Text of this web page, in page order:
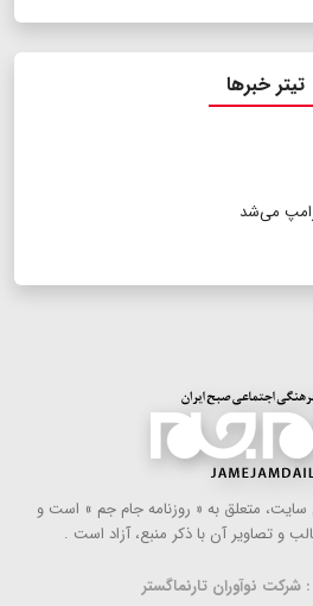
تیتر خبرها
می‌شد
متعلق به « روزنامه جام جم » است و
و تصاویر آن با ذكر منبع، آزاد است .
نوآوران تارنماگستر